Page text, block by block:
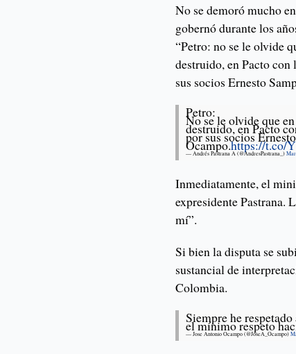
No se demoró mucho
gobernó durante los
“Petro: no se le olvide
destruido, en Pacto
sus socios Ernesto
Petro:
No se le olvide que
destruido, en Pacto
por sus socios
Ocampo.https://t.co/
— Andrés Pastrana A (@AndresPastrana_)
Inmediatamente, el
expresidente Pastrana.
mí”.
Si bien la disputa se
sustancial de
Colombia.
Siempre he
el mínimo respeto
— Jose Antonio Ocampo (@JoseA_Ocampo)